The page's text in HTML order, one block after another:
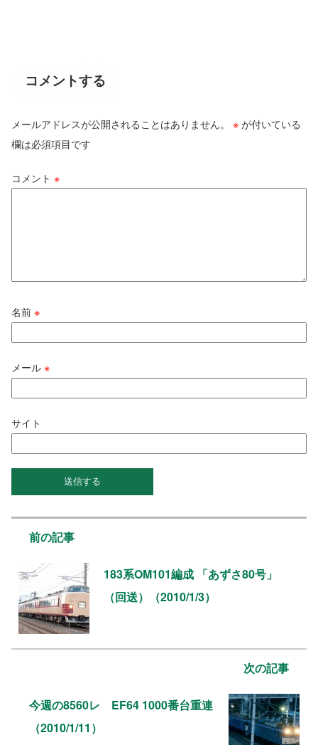
コメントする
メールアドレスが公開されることはありません。 ※が付いている
欄は必須項目です
コメント ※
名前※
メール※
サイト
前の記事
183系OM101編成 「あずさ80号」
（回送）（2010/1/3）
次の記事
今週の8560レ EF64 1000番台重連
（2010/1/11）